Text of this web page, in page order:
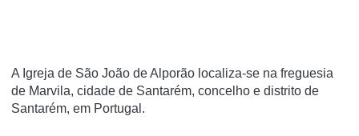
A Igreja de São João de Alporão localiza-se na freguesia
de Marvila, cidade de Santarém, concelho e distrito de
Santarém, em Portugal.